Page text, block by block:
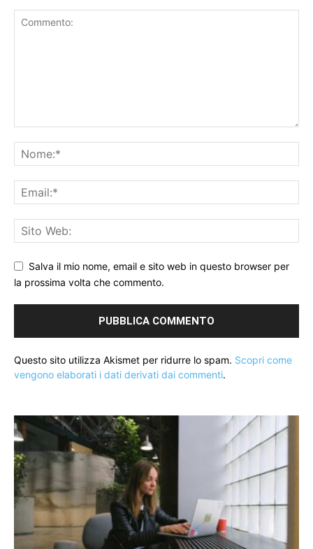
Salva il mio nome, email e sito web in questo browser per
la prossima volta che commento.
Questo sito utilizza Akismet per ridurre lo spam. Scopri come
vengono elaborati i dati derivati dai commenti.